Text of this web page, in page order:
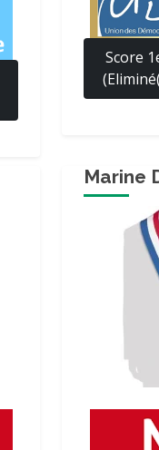
Score
Marine